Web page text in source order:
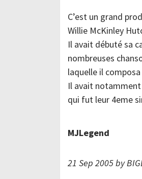
C’est un grand
Willie McKinley
Il avait débuté sa
nombreuses
laquelle il
Il avait notamment
qui fut leur 4eme
MJLegend
21 Sep 2005 by